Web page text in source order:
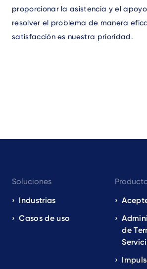
proporcionar la asistencia y el
resolver el problema de manera
satisfacción es nuestra prioridad.
navigation
EN
Soluciones
Industrias
Casos de uso
de